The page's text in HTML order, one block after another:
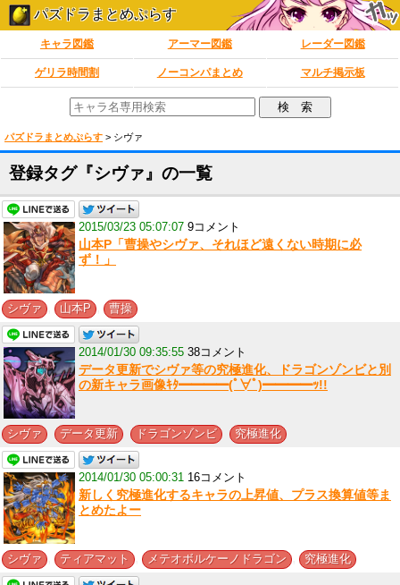
パズドラまとめぷらす
キャラ図鑑 アーマー図鑑 レーダー図鑑
ゲリラ時間割 ノーコンパまとめ マルチ掲示板
パズドラまとめぷらす > シヴァ
登録タグ『シヴァ』の一覧
2015/03/23 05:07:07 9コメント
山本P「曹操やシヴァ、それほど遠くない時期に必
ず！」
シヴァ 山本P 曹操
2014/01/30 09:35:55 38コメント
データ更新でシヴァ等の究極進化、ドラゴンゾンビと別
の新キャラ画像ｷﾀ━━━━(ﾟ∀ﾟ)━━━━ｯ!!
シヴァ データ更新 ドラゴンゾンビ 究極進化
2014/01/30 05:00:31 16コメント
新しく究極進化するキャラの上昇値、プラス換算値等ま
とめたよー
シヴァ ティアマット メテオボルケーノドラゴン 究極進化